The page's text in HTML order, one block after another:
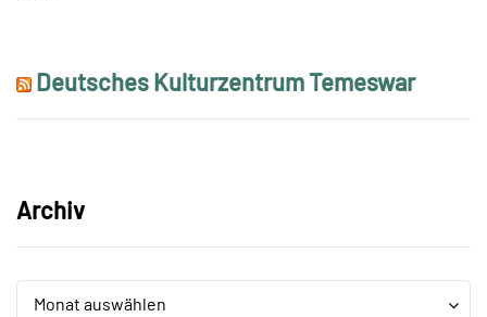
Deutsches Kulturzentrum Temeswar
Archiv
Monat auswählen
Archiv